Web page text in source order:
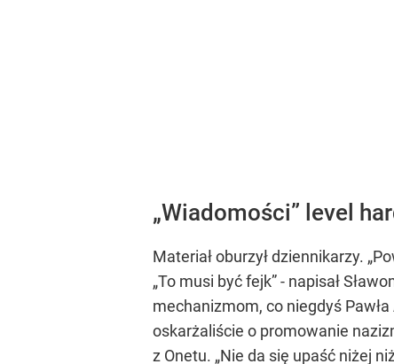
„Wiadomości” level
Materiał oburzył dziennikarzy.
„To musi być fejk” - napisał
mechanizmom, co niegdyś
oskarżaliście o promowanie
z Onetu. „Nie da się upaść niżej